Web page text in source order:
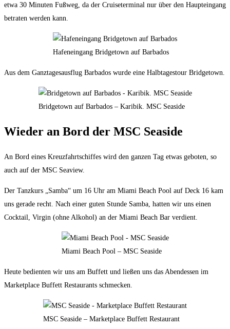
etwa 30 Minuten Fußweg, da der Cruiseterminal nur über den Haupteingang
betraten werden kann.
Hafeneingang Bridgetown auf Barbados
Aus dem Ganztagesausflug Barbados wurde eine Halbtagestour Bridgetown.
Bridgetown auf Barbados – Karibik. MSC Seaside
Wieder an Bord der MSC Seaside
An Bord eines Kreuzfahrtschiffes wird den ganzen Tag etwas geboten, so
auch auf der MSC Seaview.
Der Tanzkurs „Samba“ um 16 Uhr am Miami Beach Pool auf Deck 16 kam
uns gerade recht. Nach einer guten Stunde Samba, hatten wir uns einen
Cocktail, Virgin (ohne Alkohol) an der Miami Beach Bar verdient.
Miami Beach Pool – MSC Seaside
Heute bedienten wir uns am Buffett und ließen uns das Abendessen im
Marketplace Buffett Restaurants schmecken.
MSC Seaside – Marketplace Buffett Restaurant